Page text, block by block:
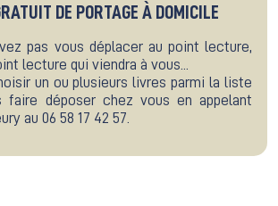
DE PORTAGE À DOMICILE
pas vous déplacer au point lecture,
lecture qui viendra à vous...
un ou plusieurs livres parmi la liste
déposer chez vous en appelant
au 06 58 17 42 57.